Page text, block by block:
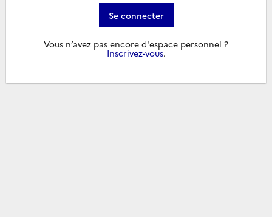
Se connecter
Vous n’avez pas encore d'espace personnel ?
Inscrivez-vous.